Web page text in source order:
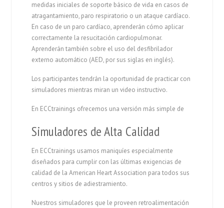
medidas iniciales de soporte básico de vida en casos de
atragantamiento, paro respiratorio o un ataque cardíaco.
En caso de un paro cardíaco, aprenderán cómo aplicar
correctamente la resucitación cardiopulmonar.
Aprenderán también sobre el uso del desfibrilador
externo automático (AED, por sus siglas en inglés).
Los participantes tendrán la oportunidad de practicar con
simuladores mientras miran un video instructivo.
En ECCtrainings ofrecemos una versión más simple de
Simuladores de Alta Calidad
En ECCtrainings usamos maniquíes especialmente
diseñados para cumplir con las últimas exigencias de
calidad de la American Heart Association para todos sus
centros y sitios de adiestramiento.
Nuestros simuladores que le proveen retroalimentación